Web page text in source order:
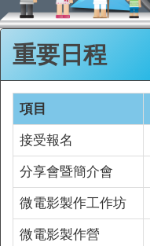
重要日程
項目
接受報名
分享會暨簡介會
微電影製作工作坊
微電影製作營